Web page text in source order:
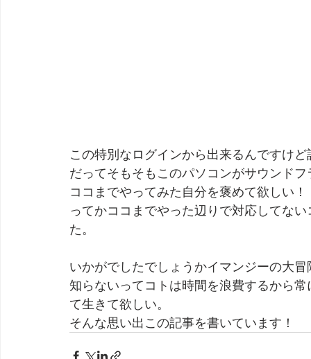
この特別なログインから出来るんですけ
だってそもそもこのパソコンがサウンド
ココまでやってみた自分を褒めて欲しい！
ってかココまでやった辺りで対応してな
た。
いかがでしたでしょうかイマンジーの大冒
知らないってコトは時間を浪費するから
て生きて欲しい。
そんな思い出この記事を書いています！